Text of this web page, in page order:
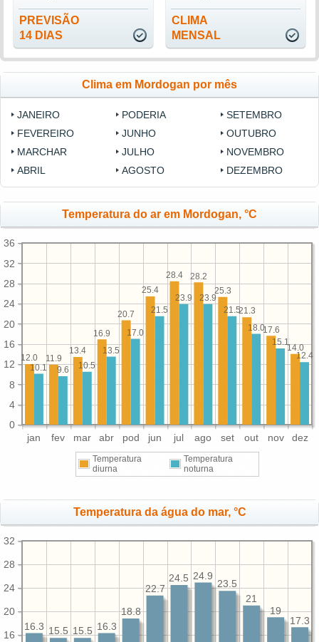
PREVISÃO
14 DIAS
CLIMA
MENSAL
Clima em Mordogan por mês
JANEIRO
FEVEREIRO
MARCHAR
ABRIL
PODERIA
JUNHO
JULHO
AGOSTO
SETEMBRO
OUTUBRO
NOVEMBRO
DEZEMBRO
Temperatura do ar em Mordogan, °C
jan fev mar abr pod jun jul ago set out nov dez
0
4
8
12
16
20
24
28
32
36
14.0
17.6
21.3
25.3
28.2
28.4
25.4
20.7
16.9
13.4
11.9
12.0 12.4
15.1
18.0
21.5
23.9
23.9
21.5
17.0
13.5
10.5
9.6
10.1
Temperatura
diurna
Temperatura
noturna
Temperatura da água do mar, °C
16
20
24
28
32
17.3
19
21
23.5
24.9
24.5
22.7
18.8
16.3
15.5
15.5
16.3